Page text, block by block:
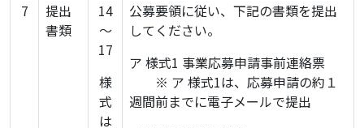
7
提出
書類
14
～
17
様
式
は
公募要領に従い、下記の書類を提出
してください。
ア 様式1 事業応募申請事前連絡票
※ ア 様式1は、応募申請の約１
週間前までに電子メールで提出